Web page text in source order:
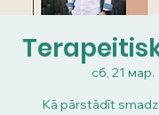
сб, 21 мар.
Kā pārstādīt